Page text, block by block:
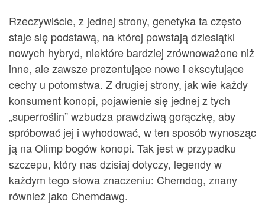
Rzeczywiście, z jednej strony, genetyka ta często
staje się podstawą, na której powstają dziesiątki
nowych hybryd, niektóre bardziej zrównoważone niż
inne, ale zawsze prezentujące nowe i ekscytujące
cechy u potomstwa. Z drugiej strony, jak wie każdy
konsument konopi, pojawienie się jednej z tych
„superroślin” wzbudza prawdziwą gorączkę, aby
spróbować jej i wyhodować, w ten sposób wynosząc
ją na Olimp bogów konopi. Tak jest w przypadku
szczepu, który nas dzisiaj dotyczy, legendy w
każdym tego słowa znaczeniu: Chemdog, znany
również jako Chemdawg.